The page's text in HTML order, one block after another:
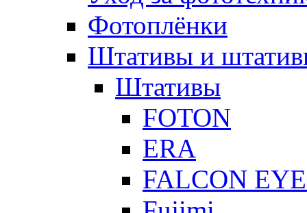
Фотоплёнки
Штативы и
Штативы
FOTON
ERA
FALCON